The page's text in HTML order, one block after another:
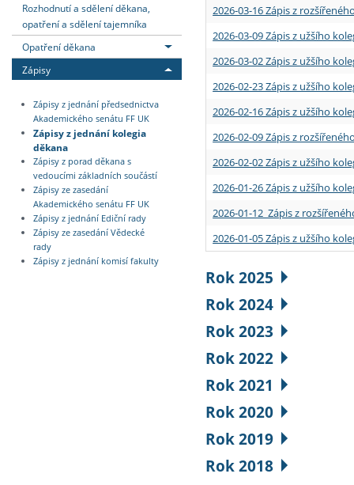
Rozhodnutí a sdělení děkana,
opatření a sdělení tajemníka
Opatření děkana
Zápisy
Zápisy z jednání předsednictva
Akademického senátu FF UK
Zápisy z jednání kolegia
děkana
Zápisy z porad děkana s
vedoucími základních součástí
Zápisy ze zasedání
Akademického senátu FF UK
Zápisy z jednání Ediční rady
Zápisy ze zasedání Vědecké
rady
Zápisy z jednání komisí fakulty
2026-03-16 Zápis z
2026-03-09 Zápis z užšího
2026-03-02 Zápis z užšího
2026-02-23 Zápis z užšího
2026-02-16 Zápis z užšího
2026-02-09 Zápis z
2026-02-02 Zápis z užšího
2026-01-26 Zápis z užšího
2026-01-12 Zápis z
2026-01-05 Zápis z užšího
Rok 2025
Rok 2024
Rok 2023
Rok 2022
Rok 2021
Rok 2020
Rok 2019
Rok 2018